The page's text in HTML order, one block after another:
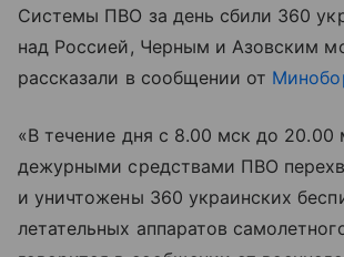
Системы ПВО за день сбили 360
над Россией, Черным и Азовским
рассказали в сообщении от
«В течение дня с 8.00 мск до 20.00
дежурными средствами ПВО
и уничтожены 360 украинских
летательных аппаратов